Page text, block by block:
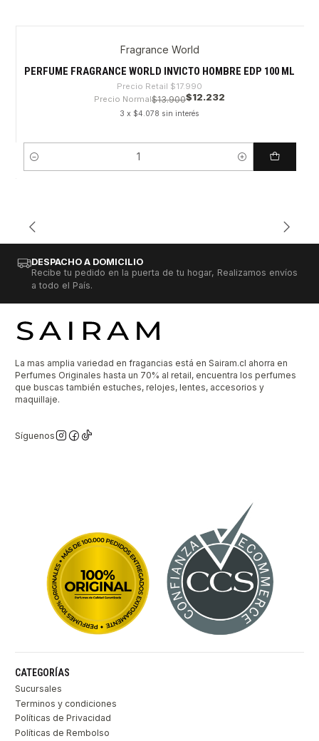
Fragrance World
PERFUME FRAGRANCE WORLD INVICTO HOMBRE EDP 100 ML
Precio Retail $17.990
Precio Normal$13.900$12.232
3 x $4.078 sin interés
Cantidad
DESPACHO A DOMICILIO
Recibe tu pedido en la puerta de tu hogar, Realizamos envíos
a todo el País.
La mas amplia variedad en fragancias está en Sairam.cl ahorra en
Perfumes Originales hasta un 70% al retail, encuentra los perfumes
que buscas también estuches, relojes, lentes, accesorios y
maquillaje.
Síguenos
CATEGORÍAS
Sucursales
Terminos y condiciones
Políticas de Privacidad
Políticas de Rembolso